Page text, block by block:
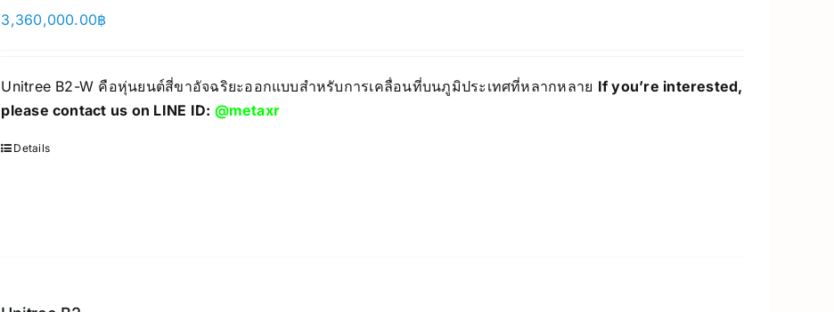
3,360,000.00฿
Unitree B2-W คือหุ่นยนต์สี่ขาอัจฉริยะออกแบบสำหรับการเคลื่อนที่บนภูมิประเทศที่หลากหลาย If you’re interested,
please contact us on LINE ID: @metaxr
Details